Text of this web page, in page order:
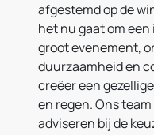
afgestemd op de
het nu gaat om
groot evenement,
duurzaamheid en
creëer een
en regen. Ons
adviseren bij de